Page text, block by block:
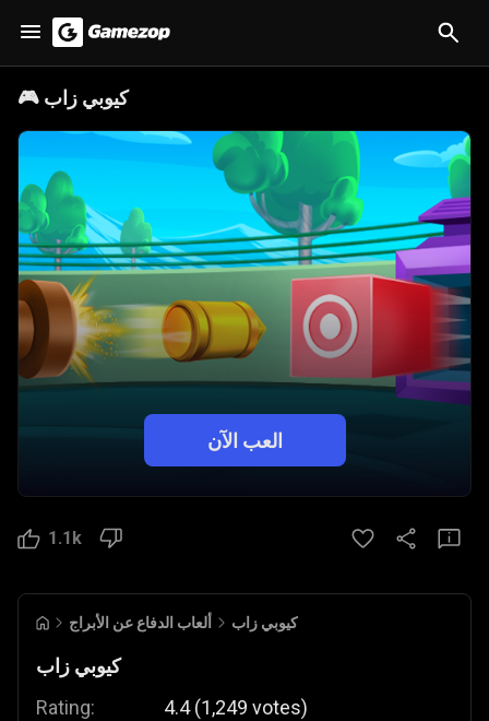
🎮 كيوبي زاب
العب الآن
1.1k
ألعاب الدفاع عن الأبراج كيوبي زاب
كيوبي زاب
Rating:
4.4 (1,249 votes)